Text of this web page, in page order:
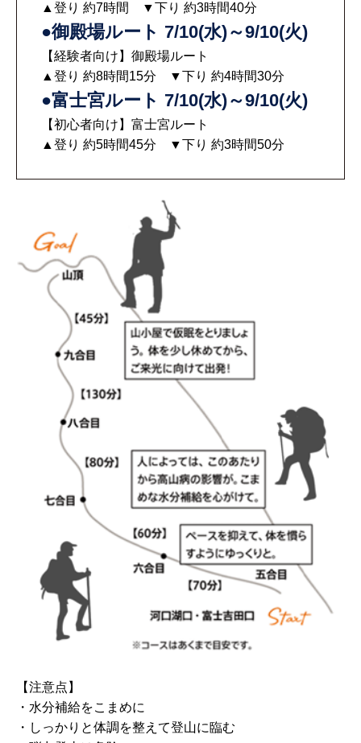
▲登り 約7時間 ▼下り 約3時間40分
●御殿場ルート 7/10(水)～9/10(火)
【経験者向け】御殿場ルート
▲登り 約8時間15分 ▼下り 約4時間30分
●富士宮ルート 7/10(水)～9/10(火)
【初心者向け】富士宮ルート
▲登り 約5時間45分 ▼下り 約3時間50分
【注意点】
・水分補給をこまめに
・しっかりと体調を整えて登山に臨む